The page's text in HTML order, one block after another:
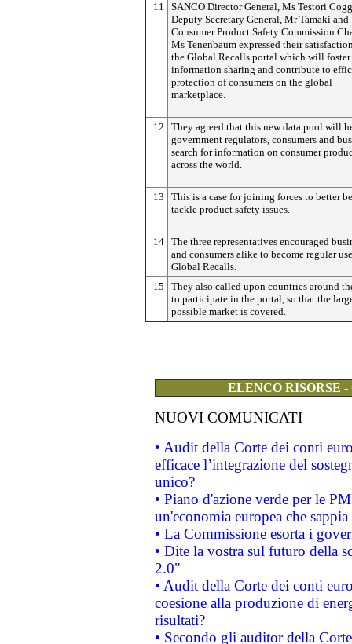
11
SANCO Director General, Ms Testori
Deputy Secretary General, Mr Tamaki and
Consumer Product Safety Commission
Ms Tenenbaum expressed their
the Global Recalls portal which will foster
information sharing and contribute to
protection of consumers on the global
marketplace.
12
They agreed that this new data pool will
government regulators, consumers and
search for information on consumer
across the world.
13
This is a case for joining forces to better
tackle product safety issues.
14 The three representatives encouraged
and consumers alike to become regular
Global Recalls.
15
They also called upon countries around
to participate in the portal, so that the
possible market is covered.
ELENCO RISORSE
NUOVI COMUNICATI
• Audit della Corte dei conti
efficace l’integrazione del
unico?
• Piano d'azione verde per le
un'economia europea che
• La Commissione esorta i
• Dite la vostra sul futuro della
2.0"
• Audit della Corte dei conti
coesione alla produzione di
risultati?
• Secondo gli auditor della